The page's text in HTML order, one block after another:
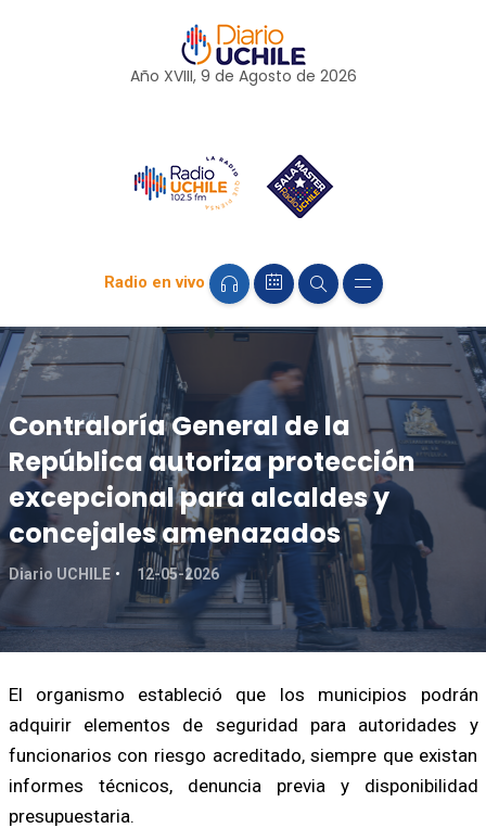
Año XVIII, 9 de Agosto de 2026
Radio en vivo
Contraloría General de la
República autoriza protección
excepcional para alcaldes y
concejales amenazados
Diario UCHILE 12-05-2026
El organismo estableció que los municipios podrán
adquirir elementos de seguridad para autoridades y
funcionarios con riesgo acreditado, siempre que existan
informes técnicos, denuncia previa y disponibilidad
presupuestaria.